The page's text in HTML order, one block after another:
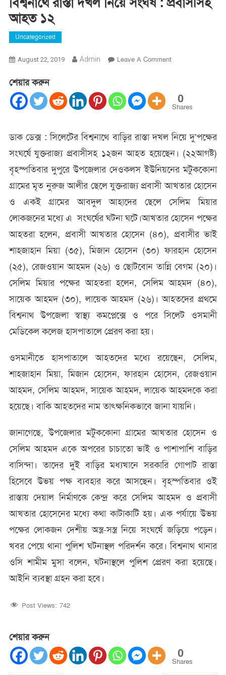
আহত ১২
Uncategorized
August 22, 2019 Admin Leave A CommentOn
দখল
নিয়ে
প্রবাসীসহ
আহত
শেয়ার করুন
0
Shares
ডাক ডেক্স : সিলেটের বিশ্বনাথে বাড়ির রাস্তা দখল নিয়ে দু’পক্ষের
সংঘর্ষে যুক্তরাজ্য প্রবাসীসহ ১২জন আহত হয়েছেন। (২২আগষ্ট)
বৃহস্পতিবার দুপুরে উপজেলার দেওকলস ইউনিয়নের মটুককোনা
গ্রামের মৃত নুরুজ আলীর ছেলে যুক্তরাজ্য প্রবাসী আখতার হোসেন
ও একই গ্রামের আবদুল আহাদের ছেলে সেলিম মিয়ার
লোকজনের মধ্যে এ সংঘর্ষের ঘটনা ঘটে।আখতার হোসেন পক্ষের
আহতরা হলেন, প্রবাসী আখতার হোসেন (৪০), প্রবাসীর ভাই
শাহজাহান মিয়া (৩৫), মিজান হোসেন (৩০) ফারহান হোসেন
(২৫), রেজওয়ান আহমদ (২৬) ও ছোটবোন তান্নি বেগম (২০)।
সেলিম মিয়ার পক্ষের আহতরা হলেন, সেলিম আহমদ (৪০),
সায়েক আহমদ (৩০), লায়েক আহমদ (২৬)। আহতদের প্রথমে
বিশ্বনাথ উপজেলা স্বাস্থ্য কমপ্লেক্সে ও পরে সিলেট ওসমানী
মেডিকেল কলেজ হাসপাতালে প্রেরণ করা হয়।
ওসমানীতে হাসপাতালে আহতদের মধ্যে রয়েছেন, সেলিম,
শাহজাহান মিয়া, মিজান হোসেন, ফারহান হোসেন, রেজওয়ান
আহমদ, সেলিম আহমদ, সায়েক আহমদ, লায়েক আহমদকে করা
হয়েছে। বাকি আহতদের নাম তাৎক্ষনিকভাবে জানা যায়নি।
জানাগেছে, উপজেলার মটুককোনা গ্রামের আখতার হোসেন ও
সেলিম আহমদ একে অপরের চাচাতো ভাই ও পাশাপাশি বাড়ির
বাসিন্দা। তাদের দুই বাড়ির মধ্যখানে সরকারি গোপাট রাস্তা
হিসেবে উভয় পক্ষ ব্যবহার করে আসছেন। বৃহস্পতিবার ওই
রাস্তায় দেয়াল নির্মাণকে কেন্দ্র করে সেলিম আহমদ ও প্রবাসী
আখতার হোসেনের মধ্যে কথা কাটাকাটি হয়। এক পর্যায়ে উভয়
পক্ষের লোকজন দেশীয় অস্ত্র-সস্ত্র নিয়ে সংঘর্ষে জড়িয়ে পড়েন।
খবর পেয়ে থানা পুলিশ ঘটনাস্থল পরিদর্শন করে। বিশ্বনাথ থানার
ওসি শামীম মুসা বলেন, ঘটনাস্থলে পুলিশ প্রেরণ করা হয়েছে।
আইনি ব্যবস্থা গ্রহন করা হবে।
Post Views: 742
শেয়ার করুন
0
Shares